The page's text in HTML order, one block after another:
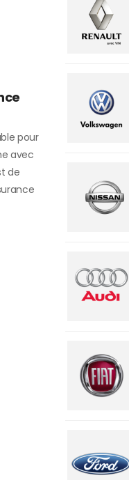
pour
avec
de